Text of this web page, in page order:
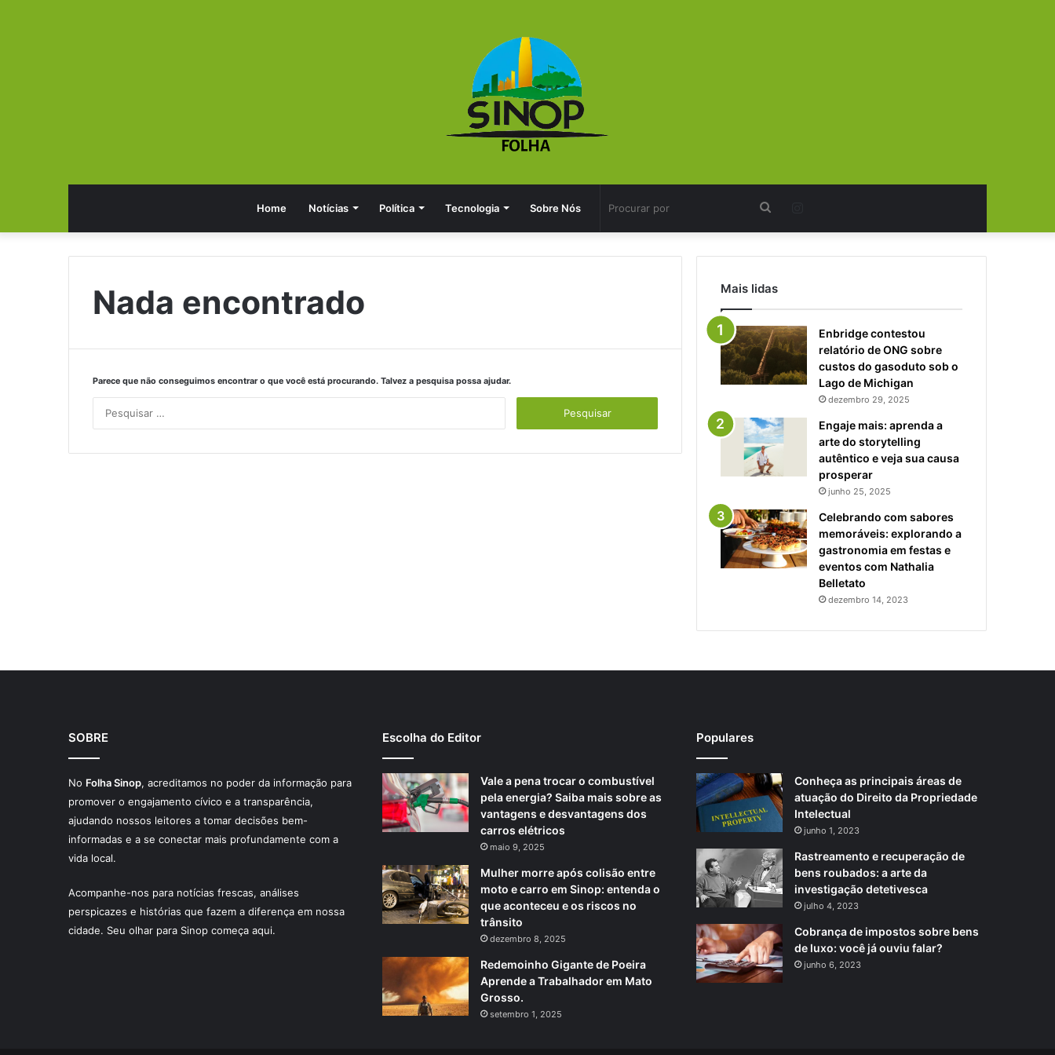
Home Notícias Política Tecnologia Sobre Nós
por
Nada encontrado
Parece que não conseguimos encontrar o que você está procurando. Talvez a pesquisa possa ajudar.
Mais lidas
Enbridge contestou
relatório de ONG sobre
custos do gasoduto sob o
Lago de Michigan
dezembro 29, 2025
Engaje mais: aprenda a
arte do storytelling
autêntico e veja sua causa
prosperar
junho 25, 2025
Celebrando com sabores
memoráveis: explorando a
gastronomia em festas e
eventos com Nathalia
Belletato
dezembro 14, 2023
SOBRE
No Folha Sinop, acreditamos no poder da informação para
promover o engajamento cívico e a transparência,
ajudando nossos leitores a tomar decisões bem-
informadas e a se conectar mais profundamente com a
vida local.
Acompanhe-nos para notícias frescas, análises
perspicazes e histórias que fazem a diferença em nossa
cidade. Seu olhar para Sinop começa aqui.
Escolha do Editor
Vale a pena trocar o combustível
pela energia? Saiba mais sobre as
vantagens e desvantagens dos
carros elétricos
maio 9, 2025
Mulher morre após colisão entre
moto e carro em Sinop: entenda o
que aconteceu e os riscos no
trânsito
dezembro 8, 2025
Redemoinho Gigante de Poeira
Aprende a Trabalhador em Mato
Grosso.
setembro 1, 2025
Populares
Conheça as principais áreas de
atuação do Direito da Propriedade
Intelectual
junho 1, 2023
Rastreamento e recuperação de
bens roubados: a arte da
investigação detetivesca
julho 4, 2023
Cobrança de impostos sobre bens
de luxo: você já ouviu falar?
junho 6, 2023